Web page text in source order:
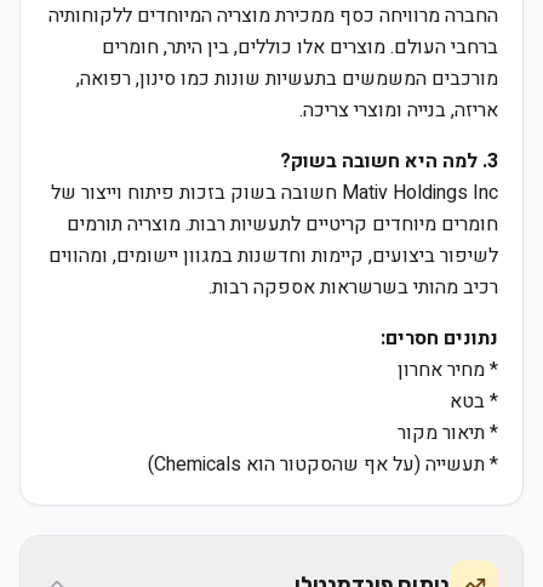
החברה מרוויחה כסף ממכירת מוצריה המיוחדים ללקוחותיה
ברחבי העולם. מוצרים אלו כוללים, בין היתר, חומרים
מורכבים המשמשים בתעשיות שונות כמו סינון, רפואה,
אריזה, בנייה ומוצרי צריכה.
3. למה היא חשובה בשוק?
Mativ Holdings Inc חשובה בשוק בזכות פיתוח וייצור של
חומרים מיוחדים קריטיים לתעשיות רבות. מוצריה תורמים
לשיפור ביצועים, קיימות וחדשנות במגוון יישומים, ומהווים
רכיב מהותי בשרשראות אספקה רבות.
נתונים חסרים:
* מחיר אחרון
* בטא
* תיאור מקור
* תעשייה (על אף שהסקטור הוא Chemicals)